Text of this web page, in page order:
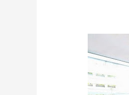
Membuat
Ruang
Kerja
Nyaman